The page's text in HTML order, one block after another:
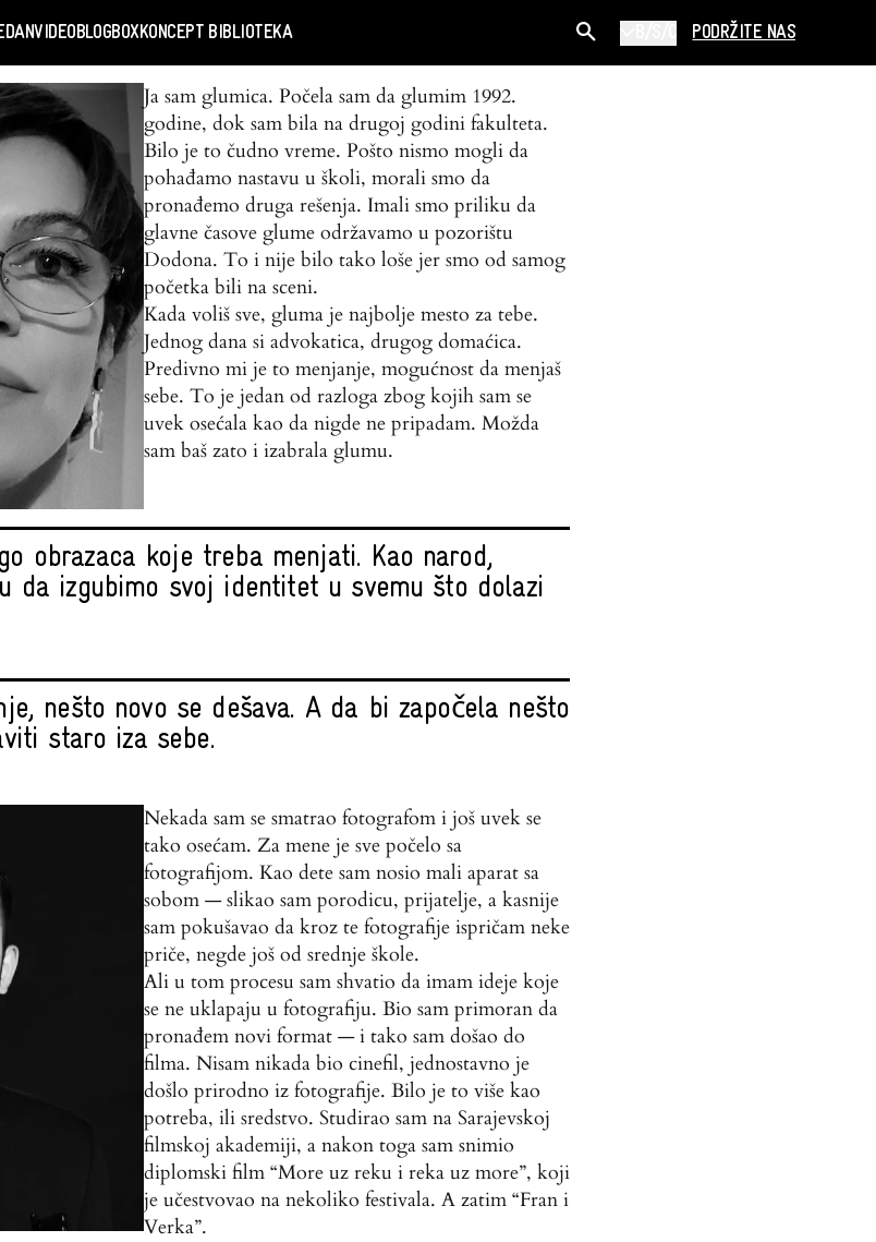
VIDEOBLOGBOXKONCEPT BIBLIOTEKA PODRŽITE NAS
Ja sam glumica. Počela sam da glumim 1992.
godine, dok sam bila na drugoj godini fakulteta.
Bilo je to čudno vreme. Pošto nismo mogli da
pohađamo nastavu u školi, morali smo da
pronađemo druga rešenja. Imali smo priliku da
glavne časove glume održavamo u pozorištu
Dodona. To i nije bilo tako loše jer smo od samog
početka bili na sceni.
Kada voliš sve, gluma je najbolje mesto za tebe.
Jednog dana si advokatica, drugog domaćica.
Predivno mi je to menjanje, mogućnost da menjaš
sebe. To je jedan od razloga zbog kojih sam se
uvek osećala kao da nigde ne pripadam. Možda
sam baš zato i izabrala glumu.
obrazaca koje treba menjati. Kao narod,
da izgubimo svoj identitet u svemu što dolazi
nešto novo se dešava. A da bi započela nešto
staro iza sebe.
Nekada sam se smatrao fotografom i još uvek se
tako osećam. Za mene je sve počelo sa
fotografijom. Kao dete sam nosio mali aparat sa
sobom — slikao sam porodicu, prijatelje, a kasnije
sam pokušavao da kroz te fotografije ispričam neke
priče, negde još od srednje škole.
Ali u tom procesu sam shvatio da imam ideje koje
se ne uklapaju u fotografiju. Bio sam primoran da
pronađem novi format — i tako sam došao do
filma. Nisam nikada bio cinefil, jednostavno je
došlo prirodno iz fotografije. Bilo je to više kao
potreba, ili sredstvo. Studirao sam na Sarajevskoj
filmskoj akademiji, a nakon toga sam snimio
diplomski film “More uz reku i reka uz more”, koji
je učestvovao na nekoliko festivala. A zatim “Fran i
Verka”.